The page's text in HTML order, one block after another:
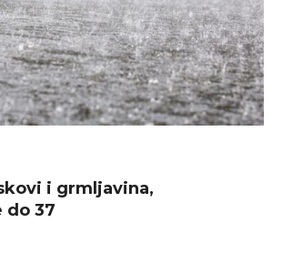
i grmljavina,
do 37